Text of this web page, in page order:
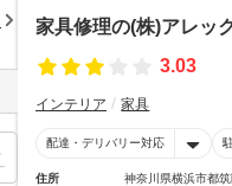
家具修理の(株)アレッ
3.03
インテリア 家具
配達・デリバリー対応
住所
神奈川県横浜市都